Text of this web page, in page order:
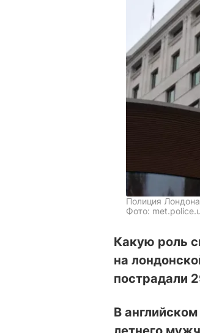
Полиция
Фото:
Какую роль
на
пострадали
В